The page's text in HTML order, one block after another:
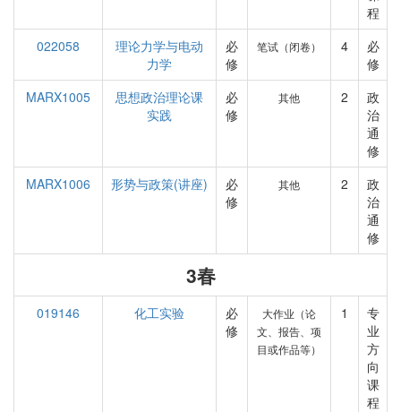
程
022058
理论力学与电动
力学
必
修
笔试（闭卷） 4
必
修
MARX1005
思想政治理论课
实践
必
修
其他 2
政
治
通
修
MARX1006
形势与政策(讲座)
必
修
其他 2
政
治
通
修
3春
019146 化工实验
必
修
大作业（论
文、报告、项
目或作品等）
1
专
业
方
向
课
程